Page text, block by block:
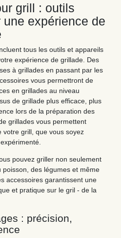
grill : outils
expérience de
tous les outils et appareils
expérience de grillade. Des
à grillades en passant par les
vous permettront de
en grillades au niveau
de grillade plus efficace, plus
lors de la préparation des
grillades vous permettent
votre grill, que vous soyez
pouvez griller non seulement
des légumes et même
accessoires garantissent une
et pratique sur le gril - de la
: précision,